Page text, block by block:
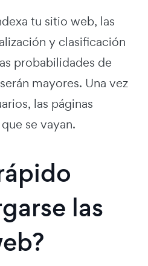
tu sitio web, las
y clasificación
probabilidades de
mayores. Una vez
las páginas
se vayan.
las